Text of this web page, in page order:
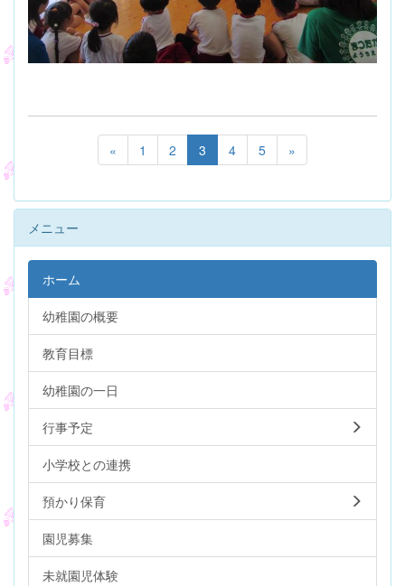
« 1 2 3 4 5 »
メニュー
ホーム
幼稚園の概要
教育目標
幼稚園の一日
行事予定
小学校との連携
預かり保育
園児募集
未就園児体験